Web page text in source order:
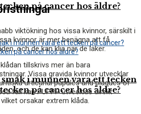
på cancer hos äldre?
i munnen vara ett tecken
på cancer hos äldre?
viktökning hos vissa kvinnor, särskilt i
kvinnor är mer benägna att få
och de kan klia när de läker.
tillskrivs mer än bara
Vissa gravida kvinnor utvecklar
urticarial papules and plaques of
fall kan PUPPP utvecklas direkt
orsakar extrem klåda.